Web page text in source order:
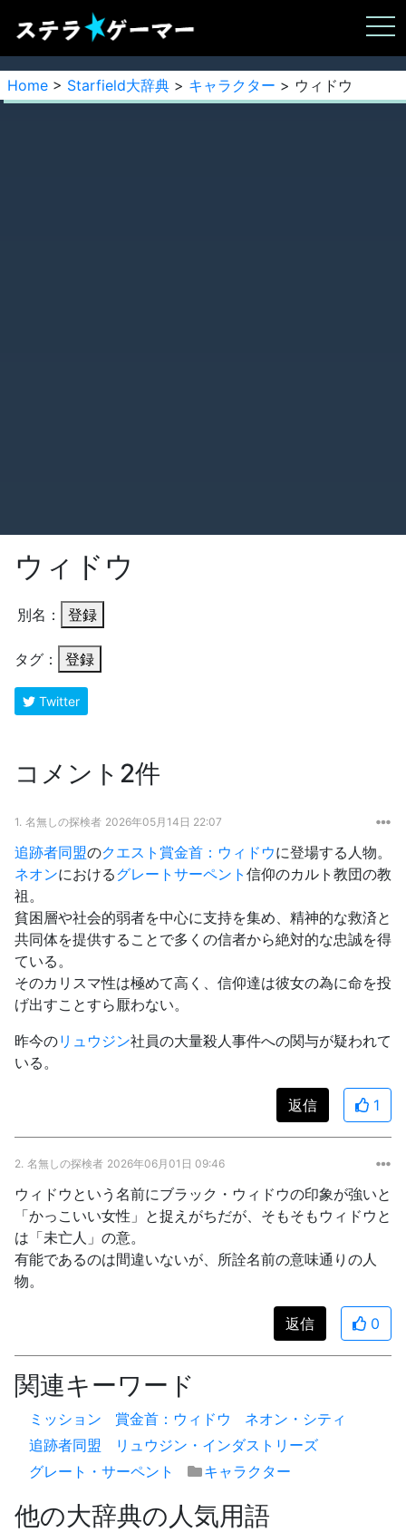
Home > Starfield大辞典 > キャラクター > ウィドウ
ウィドウ
別名： 登録
タグ： 登録
Twitter
コメント2件
1. 名無しの探検者 2026年05月14日 22:07
追跡者同盟のクエスト 賞金首：ウィドウに登場する人物。
ネオンにおけるグレートサーペント 信仰のカルト教団の教
祖。
貧困層や社会的弱者を中心に支持を集め、精神的な救済と
共同体を提供することで多くの信者から絶対的な忠誠を得
ている。
そのカリスマ性は極めて高く、信仰達は彼女の為に命を投
げ出すことすら厭わない。
昨今のリュウジン社員の大量殺人事件への関与が疑われて
いる。
返信 1
2. 名無しの探検者 2026年06月01日 09:46
ウィドウという名前にブラック・ウィドウの印象が強いと
「かっこいい女性」と捉えがちだが、そもそもウィドウと
は「未亡人」の意。
有能であるのは間違いないが、所詮名前の意味通りの人
物。
返信 0
関連キーワード
ミッション 賞金首：ウィドウ
ネオン・シティ
追跡者同盟
リュウジン・インダストリーズ
グレート・サーペント
キャラクター
他の大辞典の人気用語